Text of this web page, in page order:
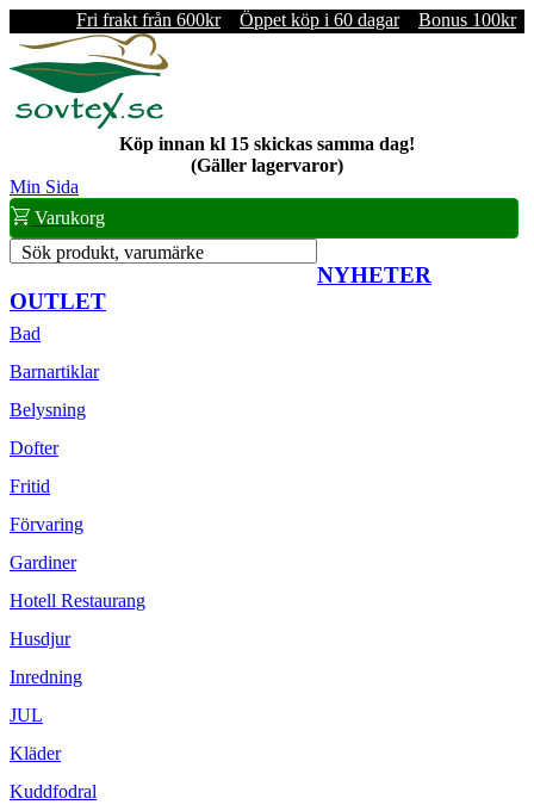
Fri frakt från 600kr Öppet köp i 60 dagar Bonus 100kr
Köp innan kl 15 skickas samma dag!
(Gäller lagervaror)
Min Sida
Varukorg
Sök produkt, varumärke
NYHETER
OUTLET
Bad
Barnartiklar
Belysning
Dofter
Fritid
Förvaring
Gardiner
Hotell Restaurang
Husdjur
Inredning
JUL
Kläder
Kuddfodral